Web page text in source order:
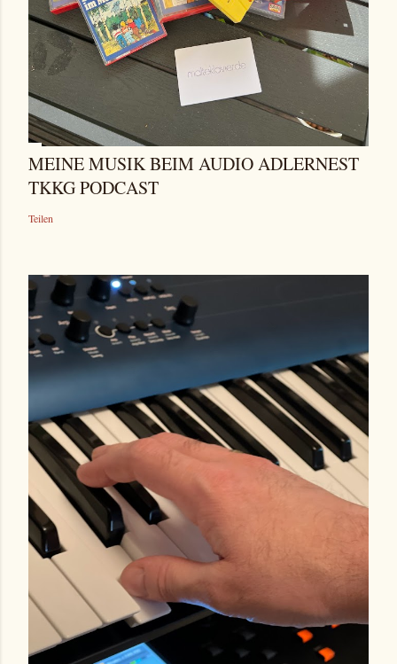
MEINE MUSIK BEIM AUDIO ADLERNEST
TKKG PODCAST
Teilen